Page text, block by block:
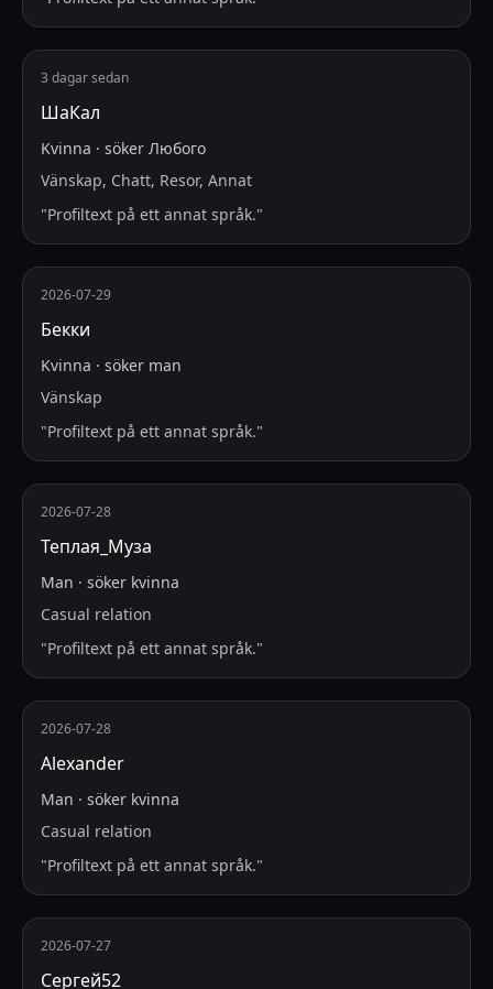
3 dagar sedan
ШаКал
Kvinna · söker Любого
Vänskap, Chatt, Resor, Annat
"Profiltext på ett annat språk."
2026-07-29
Бекки
Kvinna · söker man
Vänskap
"Profiltext på ett annat språk."
2026-07-28
Теплая_Муза
Man · söker kvinna
Casual relation
"Profiltext på ett annat språk."
2026-07-28
Alexander
Man · söker kvinna
Casual relation
"Profiltext på ett annat språk."
2026-07-27
Сергей52